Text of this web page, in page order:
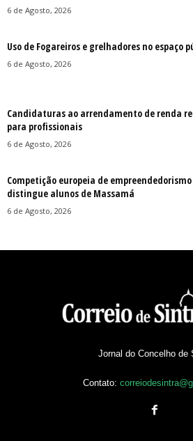
6 de Agosto, 2026
Uso de Fogareiros e grelhadores no espaço
6 de Agosto, 2026
Candidaturas ao arrendamento de renda
para profissionais
6 de Agosto, 2026
Competição europeia de empreendedorismo
distingue alunos de Massamá
6 de Agosto, 2026
Jornal do Concelho de
Contato: